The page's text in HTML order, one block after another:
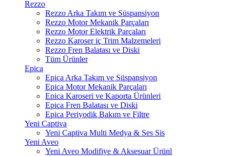
Rezzo
Rezzo Arka Takım ve Süspansiyon
Rezzo Motor Mekanik Parçaları
Rezzo Motor Elektrik Parçaları
Rezzo Karoser iç Trim Malzemeleri
Rezzo Fren Balatası ve Diski
Tüm Ürünler
Epica
Epica Arka Takım ve Süspansiyon
Epica Motor Mekanik Parçaları
Epica Karoseri ve Kaporta Ürünleri
Epica Fren Balatası ve Diski
Epica Periyodik Bakım ve Filtre
Yeni Captiva
Yeni Captiva Multi Medya & Ses Sis
Yeni Aveo
Yeni Aveo Modifiye & Aksesuar Ürünl